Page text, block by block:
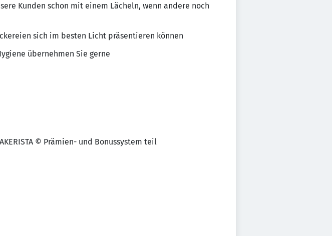
Kunden schon mit einem Lächeln, wenn andere noch
sich im besten Licht präsentieren können
übernehmen Sie gerne
© Prämien- und Bonussystem teil